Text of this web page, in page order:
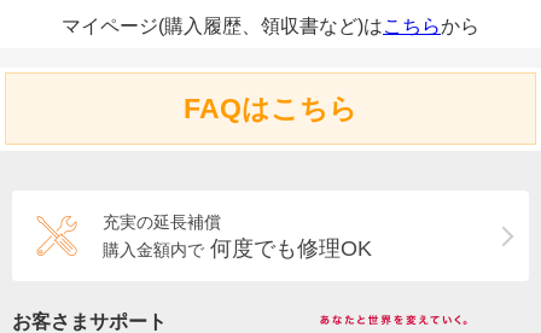
マイページ(購入履歴、領収書など)はこちらから
FAQはこちら
充実の延長補償
購入金額内で 何度でも修理OK
お客さまサポート